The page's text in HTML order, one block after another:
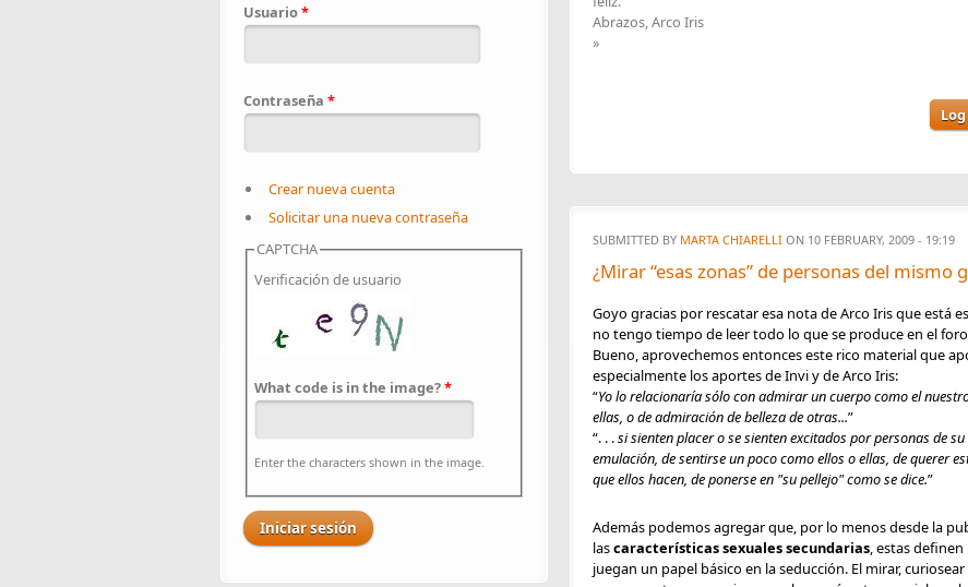
Usuario*
Contraseña *
Crear nueva cuenta
Solicitar una nueva contraseña
CAPTCHA
Verificación de usuario
What code is in the image?*
Enter the characters shown in the image.
Abrazos, Arco Iris
»
SUBMITTED BY MARTA CHIARELLI ON 10 FEBRUARY, 2009 - 19:19
¿Mirar “esas zonas” de personas del mismo
Goyo gracias por rescatar esa nota de Arco Iris que está
no tengo tiempo de leer todo lo que se produce en el
Bueno, aprovechemos entonces este rico material que
especialmente los aportes de Invi y de Arco Iris:
“Yo lo relacionaría sólo con admirar un cuerpo como el
ellas, o de admiración de belleza de otras...”
“. . .si sienten placer o se sienten excitados por personas de
emulación, de sentirse un poco como ellos o ellas, de querer
que ellos hacen, de ponerse en "su pellejo" como se dice.”
Además podemos agregar que, por lo menos desde la
lascaracterísticas sexuales secundarias, estasdefinen
juegan un papel básico en la seducción. El mirar,